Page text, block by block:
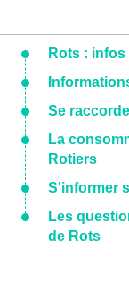
Rots :
Se
La
Rotiers
S'informer
Les
de Rots